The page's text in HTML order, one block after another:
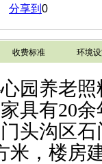
分享到 0
收费标准 环境
园养老
具有20余
头沟区
米 ，楼房